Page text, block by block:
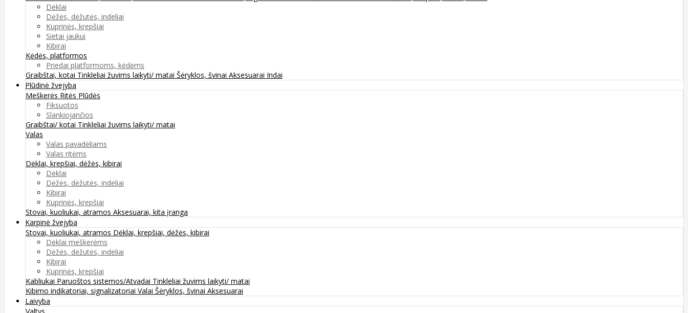
Dėklai
Dėžės, dėžutės, indeliai
Kuprinės, krepšiai
Sietai jaukui
Kibirai
Kėdės, platformos
Priedai platformoms, kėdėms
Graibštai, kotai Tinkleliai žuvims laikyti/ matai Šėryklos, švinai Aksesuarai Indai
Plūdinė žvejyba
Meškerės Ritės Plūdės
Fiksuotos
Slankiojančios
Graibštai/ kotai Tinkleliai žuvims laikyti/ matai
Valas
Valas pavadėliams
Valas ritėms
Dėklai, krepšiai, dėžės, kibirai
Dėklai
Dėžės, dėžutės, indeliai
Kibirai
Kuprinės, krepšiai
Stovai, kuoliukai, atramos Aksesuarai, kita įranga
Karpinė žvejyba
Stovai, kuoliukai, atramos Dėklai, krepšiai, dėžės, kibirai
Dėklai meškerėms
Dėžės, dėžutės, indeliai
Kibirai
Kuprinės, krepšiai
Kabliukai Paruoštos sistemos/Atvadai Tinkleliai žuvims laikyti/ matai
Kibimo indikatoriai, signalizatoriai Valai Šėryklos, švinai Aksesuarai
Laivyba
Valtys